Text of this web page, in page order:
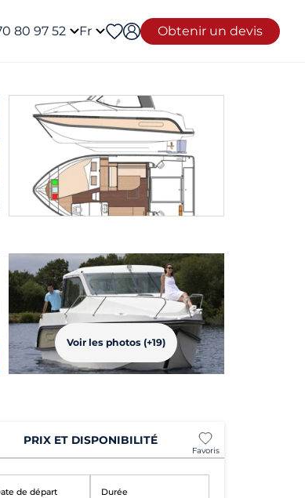
80 97 52 Fr Obtenir un devis
Voir les photos (+19)
PRIX ET DISPONIBILITÉ
Favoris
de départ Durée